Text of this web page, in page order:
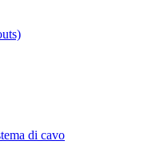
di cavo